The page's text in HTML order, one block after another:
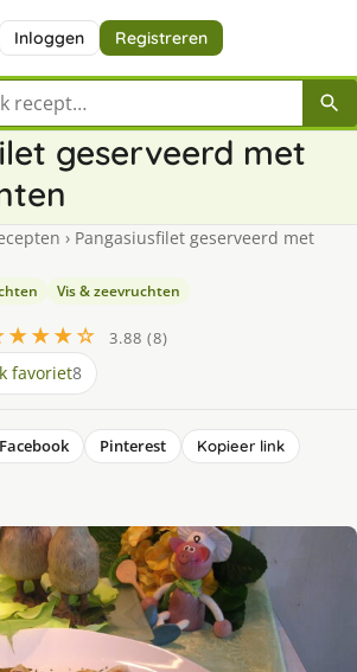
Inloggen Registreren
recept
geserveerd met
› Pangasiusfilet geserveerd met
Vis & zeevruchten
3.88 (8)
favoriet8
Facebook Pinterest
Kopieer link